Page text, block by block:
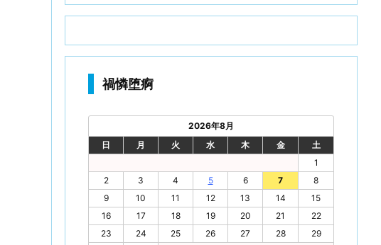
禍憐堕痾
2026年8月
日
月 火 水 木 金
土
1
2
3 4 5 6 7
8
9
10 11 12 13 14
15
16
17 18 19 20 21
22
23
24 25 26 27 28
29